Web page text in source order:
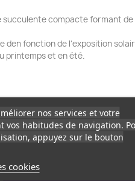
succulente compacte formant
den fonction de l'exposition
printemps et en été.
nos services et votre
habitudes de navigation.
appuyez sur le bouton
cookies